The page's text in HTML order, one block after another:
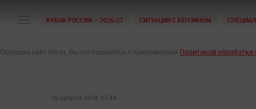
КУБОК РОССИИ — 2026/27 СИТУАЦИЯ С БЕНЗИНОМ
Посещая сайт life.ru, Вы соглашаетесь с приложенной Политикой
10 августа 2018, 17:44